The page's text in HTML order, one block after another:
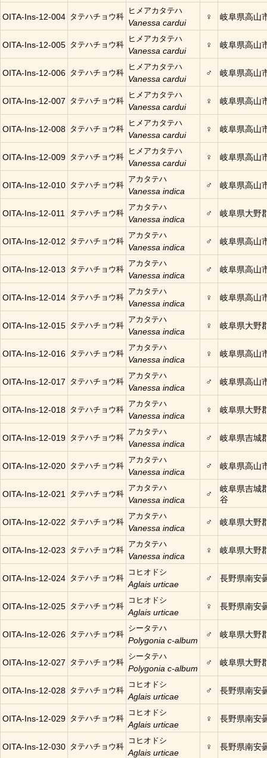
OITA-Ins-12-004 タテハチョウ科
ヒメアカタテハ
Vanessa cardui
♀ 岐阜県高山
OITA-Ins-12-005 タテハチョウ科
ヒメアカタテハ
Vanessa cardui
♀ 岐阜県高山
OITA-Ins-12-006 タテハチョウ科
ヒメアカタテハ
Vanessa cardui
♂ 岐阜県高山
OITA-Ins-12-007 タテハチョウ科
ヒメアカタテハ
Vanessa cardui
♀ 岐阜県高山
OITA-Ins-12-008 タテハチョウ科
ヒメアカタテハ
Vanessa cardui
♀ 岐阜県高山
OITA-Ins-12-009 タテハチョウ科
ヒメアカタテハ
Vanessa cardui
♀ 岐阜県高山
OITA-Ins-12-010 タテハチョウ科
アカタテハ
Vanessa indica
♂ 岐阜県高山
OITA-Ins-12-011 タテハチョウ科
アカタテハ
Vanessa indica
♂ 岐阜県大野
OITA-Ins-12-012 タテハチョウ科
アカタテハ
Vanessa indica
♂ 岐阜県高山
OITA-Ins-12-013 タテハチョウ科
アカタテハ
Vanessa indica
♂ 岐阜県高山
OITA-Ins-12-014 タテハチョウ科
アカタテハ
Vanessa indica
♀ 岐阜県高山
OITA-Ins-12-015 タテハチョウ科
アカタテハ
Vanessa indica
♀ 岐阜県大野
OITA-Ins-12-016 タテハチョウ科
アカタテハ
Vanessa indica
♀ 岐阜県高山
OITA-Ins-12-017 タテハチョウ科
アカタテハ
Vanessa indica
♂ 岐阜県高山
OITA-Ins-12-018 タテハチョウ科
アカタテハ
Vanessa indica
♀ 岐阜県大野
OITA-Ins-12-019 タテハチョウ科
アカタテハ
Vanessa indica
♂ 岐阜県吉城
OITA-Ins-12-020 タテハチョウ科
アカタテハ
Vanessa indica
♂ 岐阜県高山
OITA-Ins-12-021 タテハチョウ科
アカタテハ
Vanessa indica
♂
岐阜県吉城
谷
OITA-Ins-12-022 タテハチョウ科
アカタテハ
Vanessa indica
♂ 岐阜県大野
OITA-Ins-12-023 タテハチョウ科
アカタテハ
Vanessa indica
♀ 岐阜県大野
OITA-Ins-12-024 タテハチョウ科
コヒオドシ
Aglais urticae
♂ 長野県南安
OITA-Ins-12-025 タテハチョウ科
コヒオドシ
Aglais urticae
♀ 長野県南安
OITA-Ins-12-026 タテハチョウ科
シータテハ
Polygonia c-album
♂ 岐阜県大野
OITA-Ins-12-027 タテハチョウ科
シータテハ
Polygonia c-album
♂ 岐阜県大野
OITA-Ins-12-028 タテハチョウ科
コヒオドシ
Aglais urticae
♂ 長野県南安
OITA-Ins-12-029 タテハチョウ科
コヒオドシ
Aglais urticae
♀ 長野県南安
OITA-Ins-12-030 タテハチョウ科
コヒオドシ
Aglais urticae
♀ 長野県南安